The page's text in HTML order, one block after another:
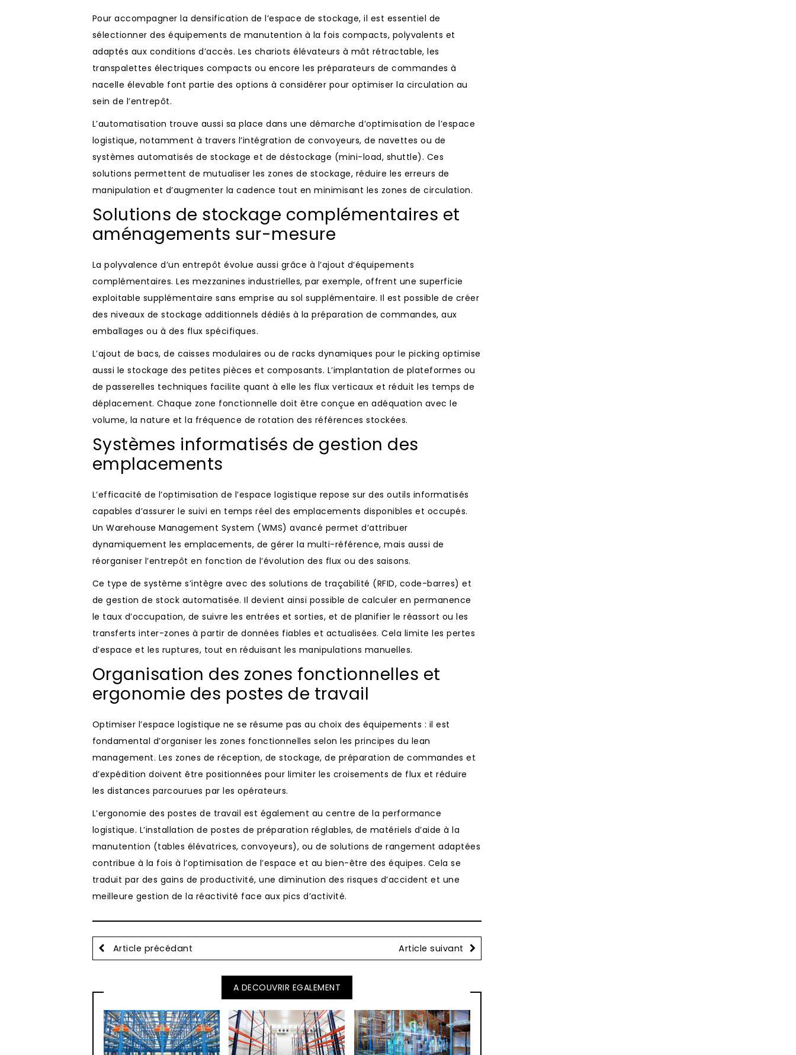
Pour accompagner la densification de l’espace de stockage, il est essentiel de
sélectionner des équipements de manutention à la fois compacts, polyvalents et
adaptés aux conditions d’accès. Les chariots élévateurs à mât rétractable, les
transpalettes électriques compacts ou encore les préparateurs de commandes à
nacelle élevable font partie des options à considérer pour optimiser la circulation au
sein de l’entrepôt.
L’automatisation trouve aussi sa place dans une démarche d’optimisation de l’espace
logistique, notamment à travers l’intégration de convoyeurs, de navettes ou de
systèmes automatisés de stockage et de déstockage (mini-load, shuttle). Ces
solutions permettent de mutualiser les zones de stockage, réduire les erreurs de
manipulation et d’augmenter la cadence tout en minimisant les zones de circulation.
Solutions de stockage complémentaires et
aménagements sur-mesure
La polyvalence d’un entrepôt évolue aussi grâce à l’ajout d’équipements
complémentaires. Les mezzanines industrielles, par exemple, offrent une superficie
exploitable supplémentaire sans emprise au sol supplémentaire. Il est possible de créer
des niveaux de stockage additionnels dédiés à la préparation de commandes, aux
emballages ou à des flux spécifiques.
L’ajout de bacs, de caisses modulaires ou de racks dynamiques pour le picking optimise
aussi le stockage des petites pièces et composants. L’implantation de plateformes ou
de passerelles techniques facilite quant à elle les flux verticaux et réduit les temps de
déplacement. Chaque zone fonctionnelle doit être conçue en adéquation avec le
volume, la nature et la fréquence de rotation des références stockées.
Systèmes informatisés de gestion des
emplacements
L’efficacité de l’optimisation de l’espace logistique repose sur des outils informatisés
capables d’assurer le suivi en temps réel des emplacements disponibles et occupés.
Un Warehouse Management System (WMS) avancé permet d’attribuer
dynamiquement les emplacements, de gérer la multi-référence, mais aussi de
réorganiser l’entrepôt en fonction de l’évolution des flux ou des saisons.
Ce type de système s’intègre avec des solutions de traçabilité (RFID, code-barres) et
de gestion de stock automatisée. Il devient ainsi possible de calculer en permanence
le taux d’occupation, de suivre les entrées et sorties, et de planifier le réassort ou les
transferts inter-zones à partir de données fiables et actualisées. Cela limite les pertes
d’espace et les ruptures, tout en réduisant les manipulations manuelles.
Organisation des zones fonctionnelles et
ergonomie des postes de travail
Optimiser l’espace logistique ne se résume pas au choix des équipements : il est
fondamental d’organiser les zones fonctionnelles selon les principes du lean
management. Les zones de réception, de stockage, de préparation de commandes et
d’expédition doivent être positionnées pour limiter les croisements de flux et réduire
les distances parcourues par les opérateurs.
L’ergonomie des postes de travail est également au centre de la performance
logistique. L’installation de postes de préparation réglables, de matériels d’aide à la
manutention (tables élévatrices, convoyeurs), ou de solutions de rangement adaptées
contribue à la fois à l’optimisation de l’espace et au bien-être des équipes. Cela se
traduit par des gains de productivité, une diminution des risques d’accident et une
meilleure gestion de la réactivité face aux pics d’activité.
Article précédant Article suivant
A DECOUVRIR EGALEMENT